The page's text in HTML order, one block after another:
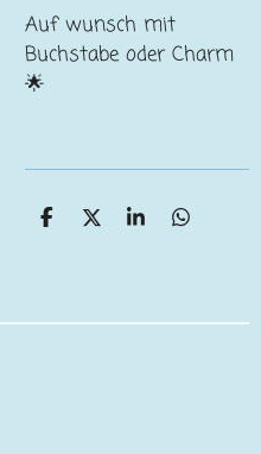
Auf wunsch mit
Buchstabe oder Charm
🌟
T
n
T
n
T
n
T
n